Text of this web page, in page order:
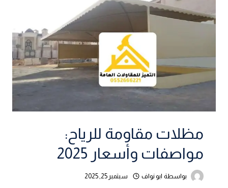
مظلات مقاومة للرياح:
مواصفات وأسعار 2025
بواسطة ابو نواف سبتمبر 25, 2025